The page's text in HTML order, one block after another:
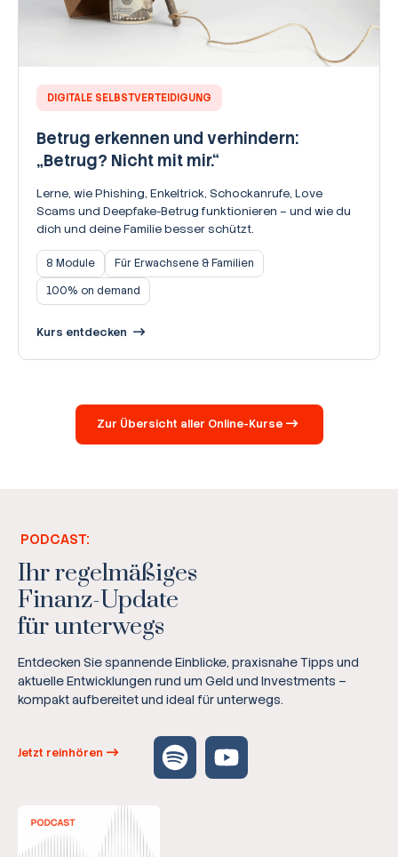
DIGITALE SELBSTVERTEIDIGUNG
Betrug erkennen und verhindern:
„Betrug? Nicht mit mir.“
Lerne, wie Phishing, Enkeltrick, Schockanrufe, Love
Scams und Deepfake-Betrug funktionieren – und wie du
dich und deine Familie besser schützt.
8 Module
Für Erwachsene & Familien
100% on demand
Kurs entdecken
Zur Übersicht aller Online-Kurse
PODCAST:
Ihr regelmäßiges
Finanz-Update
für unterwegs
Entdecken Sie spannende Einblicke, praxisnahe Tipps und
aktuelle Entwicklungen rund um Geld und Investments –
kompakt aufbereitet und ideal für unterwegs.
Jetzt reinhören